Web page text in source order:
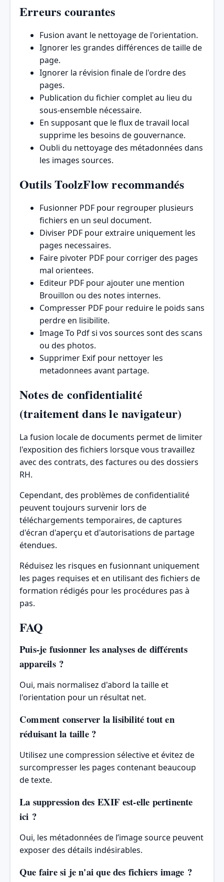
Erreurs courantes
Fusion avant le nettoyage de l'orientation.
Ignorer les grandes différences de taille de
page.
Ignorer la révision finale de l'ordre des
pages.
Publication du fichier complet au lieu du
sous-ensemble nécessaire.
En supposant que le flux de travail local
supprime les besoins de gouvernance.
Oubli du nettoyage des métadonnées dans
les images sources.
Outils ToolzFlow recommandés
Fusionner PDF pour regrouper plusieurs
fichiers en un seul document.
Diviser PDF pour extraire uniquement les
pages necessaires.
Faire pivoter PDF pour corriger des pages
mal orientees.
Editeur PDF pour ajouter une mention
Brouillon ou des notes internes.
Compresser PDF pour reduire le poids sans
perdre en lisibilite.
Image To Pdfsi vos sources sont des scans
ou des photos.
Supprimer Exif pour nettoyer les
metadonnees avant partage.
Notes de confidentialité
(traitement dans le navigateur)
La fusion locale de documents permet de limiter
l'exposition des fichiers lorsque vous travaillez
avec des contrats, des factures ou des dossiers
RH.
Cependant, des problèmes de confidentialité
peuvent toujours survenir lors de
téléchargements temporaires, de captures
d'écran d'aperçu et d'autorisations de partage
étendues.
Réduisez les risques en fusionnant uniquement
les pages requises et en utilisant des fichiers de
formation rédigés pour les procédures pas à
pas.
FAQ
Puis-je fusionner les analyses de différents
appareils ?
Oui, mais normalisez d'abord la taille et
l'orientation pour un résultat net.
Comment conserver la lisibilité tout en
réduisant la taille ?
Utilisez une compression sélective et évitez de
surcompresser les pages contenant beaucoup
de texte.
La suppression des EXIF ​​est-elle pertinente
ici ?
Oui, les métadonnées de l’image source peuvent
exposer des détails indésirables.
Que faire si je n'ai que des fichiers image ?